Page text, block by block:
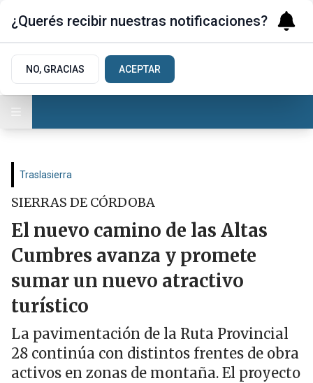
Traslasierra
SIERRAS DE CÓRDOBA
El nuevo camino de las Altas
Cumbres avanza y promete
sumar un nuevo atractivo
turístico
La pavimentación de la Ruta Provincial
28 continúa con distintos frentes de obra
activos en zonas de montaña. El proyecto
¿Querés recibir nuestras notificaciones?
NO, GRACIAS ACEPTAR